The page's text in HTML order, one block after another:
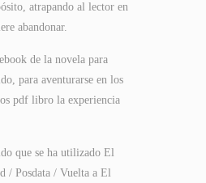
atrapando al lector en
abandonar.
de la novela para
para aventurarse en los
pdf libro la experiencia
que se ha utilizado El
/ Posdata / Vuelta a El